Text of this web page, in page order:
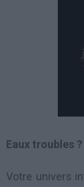
Eaux troubles ?
Votre univers